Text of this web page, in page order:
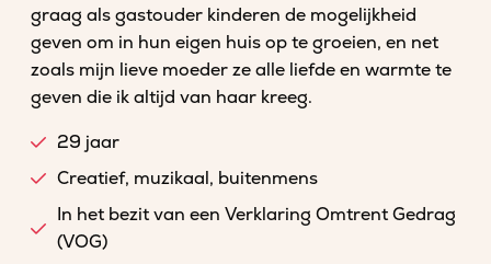
graag als gastouder kinderen de mogelijkheid
geven om in hun eigen huis op te groeien, en net
zoals mijn lieve moeder ze alle liefde en warmte te
geven die ik altijd van haar kreeg.
29 jaar
Creatief, muzikaal, buitenmens
In het bezit van een Verklaring Omtrent Gedrag
(VOG)